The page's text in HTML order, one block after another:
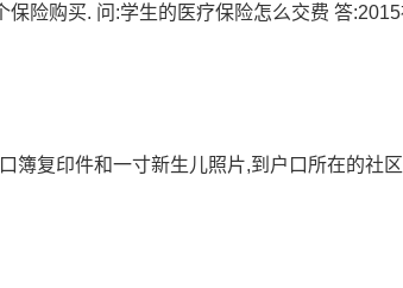
险购买. 问:学生的医疗保险怎么交费 答
簿复印件和一寸新生儿照片,到户口所在的社